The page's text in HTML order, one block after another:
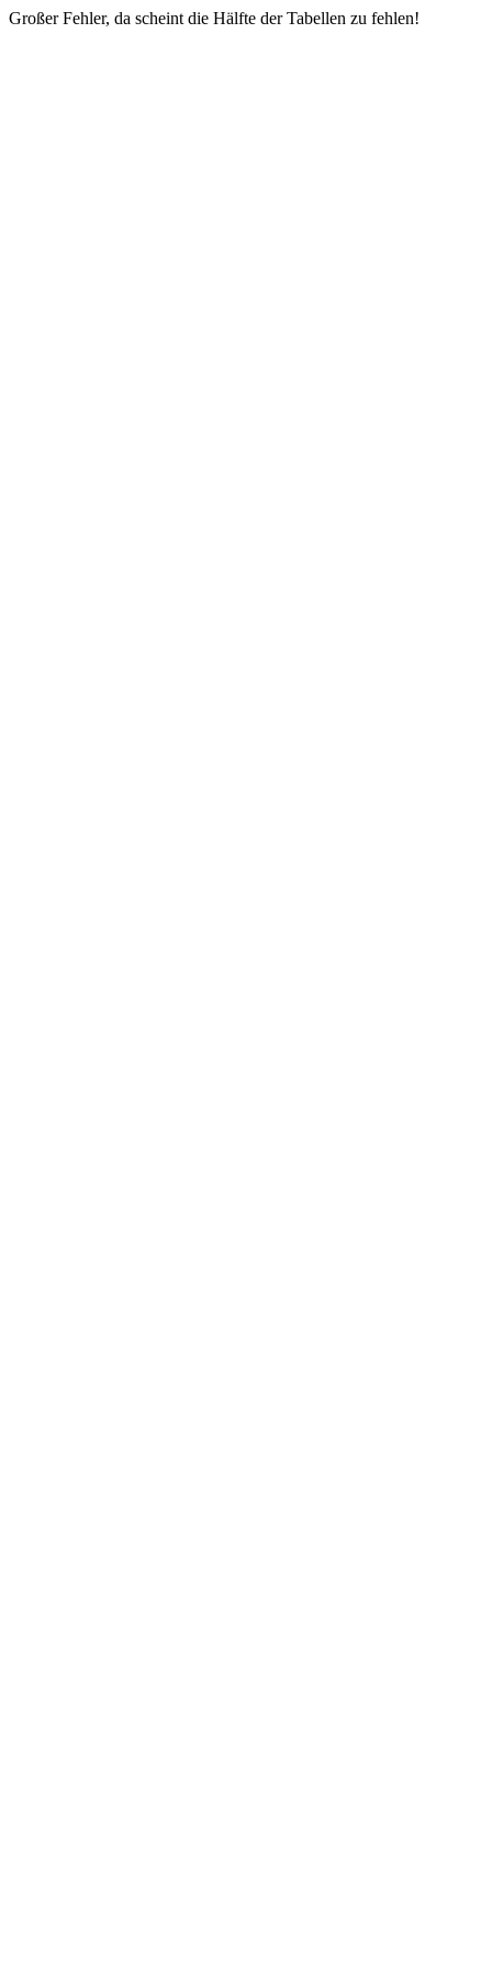
Großer Fehler, da scheint die Hälfte der Tabellen zu fehlen!